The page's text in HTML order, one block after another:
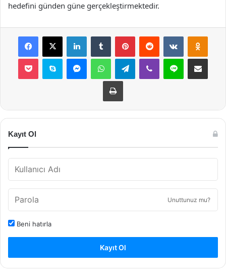
hedefini günden güne gerçekleştirmektedir.
Facebook
X LinkedInTumblr PinterestReddit VKontakte
Pocket Skype MessengerWhatsAppTelegramViber Line E-Posta ile
Yazdır
Kayıt Ol
Unuttunuz mu?
Beni hatırla
Kayıt Ol